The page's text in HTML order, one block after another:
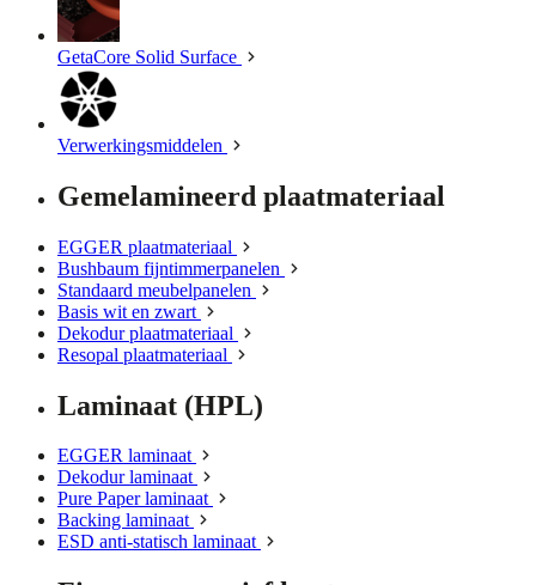
GetaCore Solid Surface
Verwerkingsmiddelen
Gemelamineerd plaatmateriaal
EGGER plaatmateriaal
Bushbaum fijntimmerpanelen
Standaard meubelpanelen
Basis wit en zwart
Dekodur plaatmateriaal
Resopal plaatmateriaal
Laminaat (HPL)
EGGER laminaat
Dekodur laminaat
Pure Paper laminaat
Backing laminaat
ESD anti-statisch laminaat